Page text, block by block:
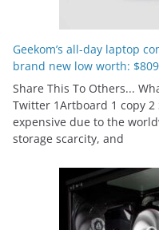
Geekom’s all-day laptop
brand new low worth: $809
Share This To Others...
Twitter 1Artboard 1 copy
expensive due to the
storage scarcity, and